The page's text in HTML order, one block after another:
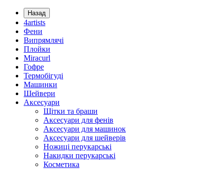
Назад
4artists
Фени
Випрямлячі
Плойки
Miracurl
Гофре
Термобігуді
Машинки
Шейвери
Аксесуари
Щітки та браши
Аксесуари для фенів
Аксесуари для машинок
Аксесуари для шейверів
Ножиці перукарські
Накидки перукарські
Косметика